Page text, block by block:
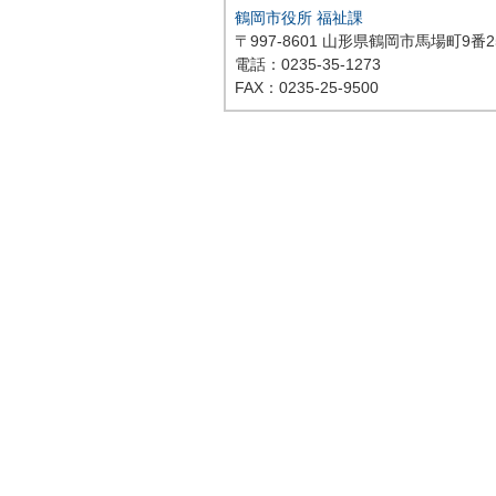
鶴岡市役所 福祉課
〒997-8601 山形県鶴岡市馬場町9番
電話：0235-35-1273
FAX：0235-25-9500